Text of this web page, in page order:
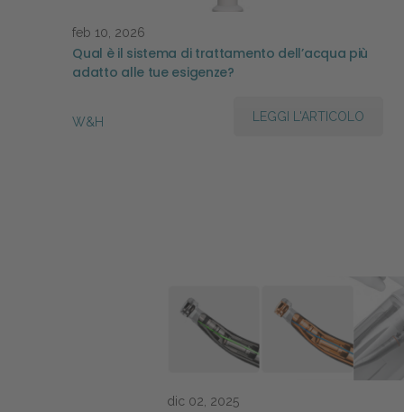
feb 10, 2026
Qual è il sistema di trattamento dell’acqua più
adatto alle tue esigenze?
W&H LEGGI L'ARTICOLO
dic 02, 2025